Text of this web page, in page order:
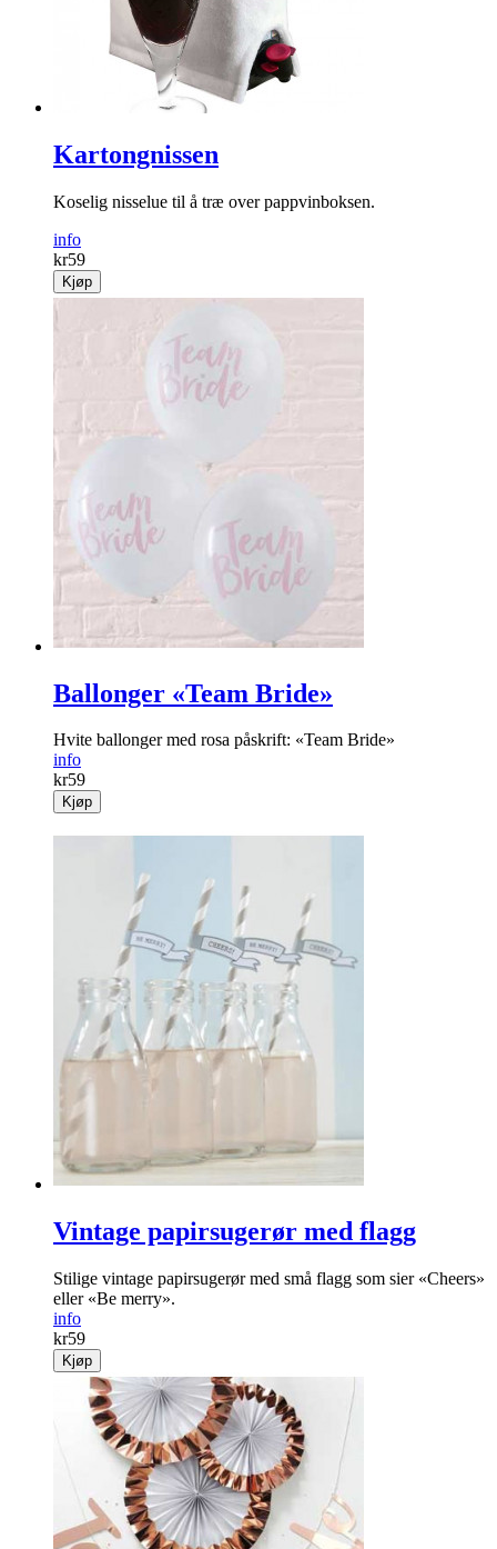
Kartongnissen
Koselig nisselue til å træ over pappvinboksen.
59
Kjøp
Ballonger «Team Bride»
Hvite ballonger med rosa påskrift: «Team Bride»
info
59
Kjøp
Vintage papirsugerør med flagg